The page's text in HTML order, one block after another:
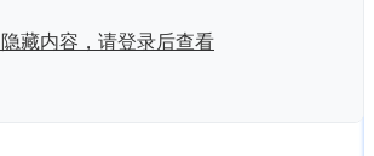
隐藏内容，请登录后查看